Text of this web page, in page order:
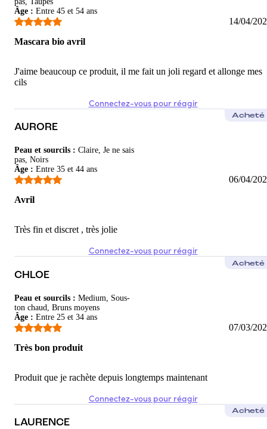
Âge : Entre 45 et 54 ans
14/04/
Mascara bio avril
J'aime beaucoup ce produit, il me fait un joli regard et allonge mes
cils
Connectez-vous pour réagir
AURORE
Peau et sourcils : Claire, Je ne sais
pas, Noirs
Âge : Entre 35 et 44 ans
Acheté
06/04/
Avril
Très fin et discret , très jolie
Connectez-vous pour réagir
CHLOE
Peau et sourcils : Medium, Sous-
ton chaud, Bruns moyens
Âge : Entre 25 et 34 ans
Acheté
07/03/
Très bon produit
Produit que je rachète depuis longtemps maintenant
Connectez-vous pour réagir
LAURENCE
Acheté